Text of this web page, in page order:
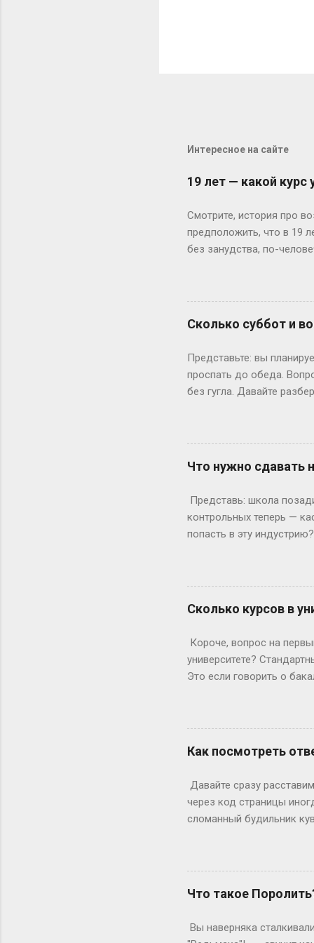
Интересное на сайте
19 лет — какой курс
Смотрите, история про
предположить, что в 19
без занудства, по-
не туда. Вот Сергей из
одноклассники уже на
штурмует лекции по
школе — представьте,
вносит коррективы.
Сколько суббот и
Представьте: вы
проспать до обеда.
без гугла. Давайте
остатке. То есть
лишний день?» Всё
понедельник, то
366 дней делим на 7 —
выходными? Могут, но
Выходных будет по 53. Но
Что нужно сдавать
Представь: школа
контрольных теперь —
попасть в эту
а закончила 9 классов.
позволяет бегать по
формальности.
быть высокой, худой и
весишь 55 кг — окей, но
Сколько курсов в
Короче, вопрос на
университете?
Это если говорить о
человечески. Классика
Сколько он будет
второй – уже с опытом,
стандартная программа
будущие врачи,
Как посмотреть
Давайте сразу
через код страницы
сломанный будильник
страницы
ключевое «однако»,
инспектор. Где же тогда
Раньше, в эпоху
рамка для картины. Саму
Что такое
Вы наверняка